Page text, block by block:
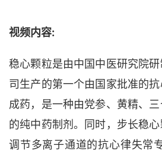
视频内容:
稳心颗粒是由中国中医研究院
司生产的第一个由国家批准的
成药，是一种由党参、黄精、
的纯中药制剂。同时，步长稳
调节多离子通道的抗心律失常